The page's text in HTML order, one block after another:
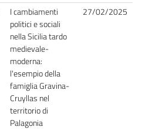
I cambiamenti
politici e sociali
nella Sicilia tardo
medievale-
moderna:
l'esempio della
famiglia Gravina-
Cruyllas nel
territorio di
Palagonia
27/02/2025